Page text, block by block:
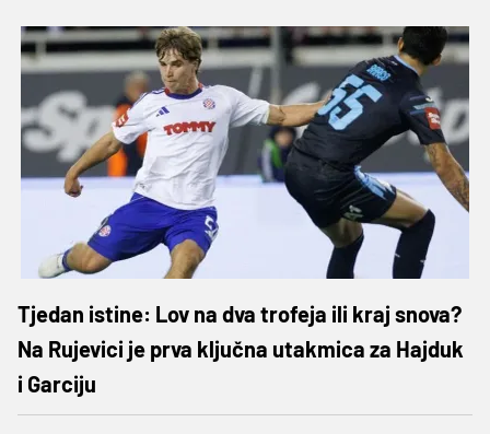
Tjedan istine: Lov na dva trofeja ili kraj snova?
Na Rujevici je prva ključna utakmica za Hajduk
i Garciju